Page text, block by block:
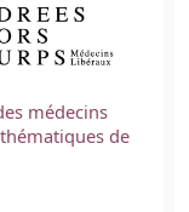
médecins
de